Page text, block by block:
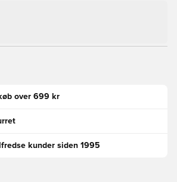
over 699 kr
kunder siden 1995